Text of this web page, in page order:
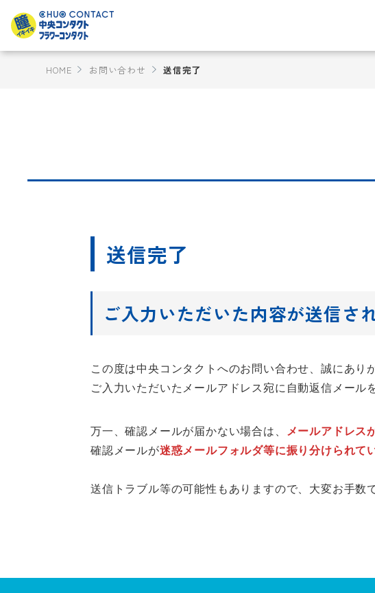
HOME お問い合わせ 送信完了
送信完了
ご入力いただいた内容が送信さ
この度は中央コンタクトへのお問い合わせ、誠にあり
ご入力いただいたメールアドレス宛に自動返信メール
万一、確認メールが届かない場合は、 メールアドレス
確認メールが迷惑メールフォルダ等に振り分けられて
送信トラブル等の可能性もありますので、大変お手数